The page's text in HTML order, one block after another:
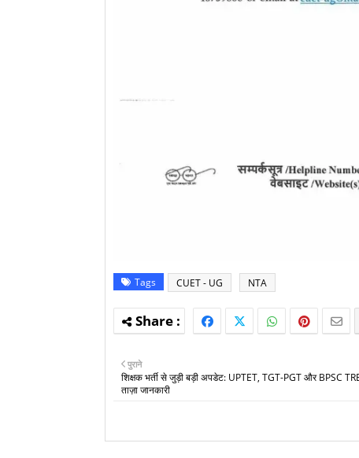
Tags CUET - UG NTA
पुराने
शिक्षक भर्ती से जुड़ी बड़ी अपडेट: UPTET, TGT-PGT और BPSC
ताज़ा जानकारी